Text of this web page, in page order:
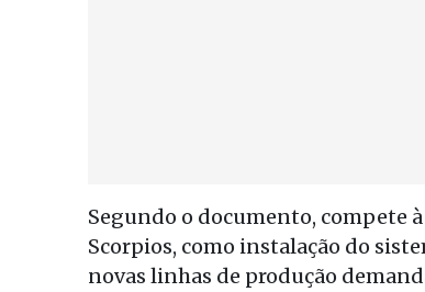
Segundo o documento, compete
Scorpios, como instalação do
novas linhas de produção